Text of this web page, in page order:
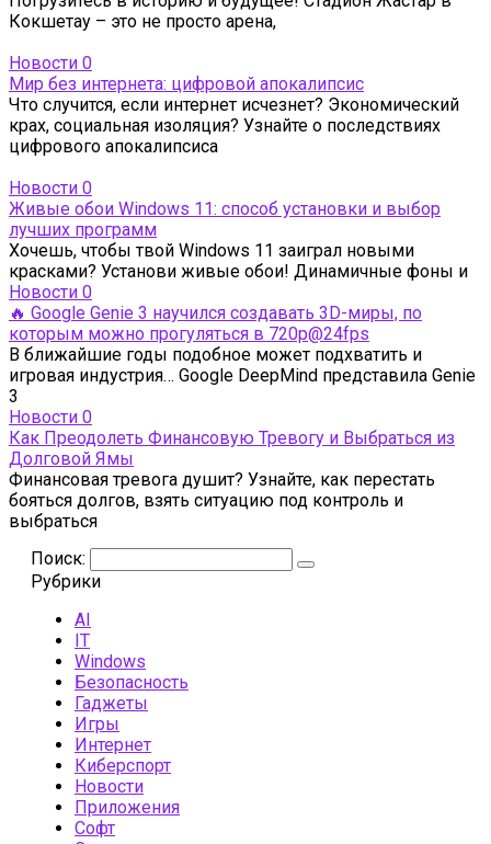
Кокшетау – это не просто арена,
Новости 0
Мир без интернета: цифровой апокалипсис
Что случится, если интернет исчезнет? Экономический
крах, социальная изоляция? Узнайте о последствиях
цифрового апокалипсиса
Новости 0
Живые обои Windows 11: способ установки и выбор
лучших программ
Хочешь, чтобы твой Windows 11 заиграл новыми
красками? Установи живые обои! Динамичные фоны и
Новости 0
🔥 Google Genie 3 научился создавать 3D-миры, по
которым можно прогуляться в 720p@24fps
В ближайшие годы подобное может подхватить и
игровая индустрия… Google DeepMind представила Genie
3
Новости 0
Как Преодолеть Финансовую Тревогу и Выбраться из
Долговой Ямы
Финансовая тревога душит? Узнайте, как перестать
бояться долгов, взять ситуацию под контроль и
выбраться
Поиск:
Рубрики
AI
IT
Windows
Безопасность
Гаджеты
Игры
Интернет
Киберспорт
Новости
Приложения
Софт